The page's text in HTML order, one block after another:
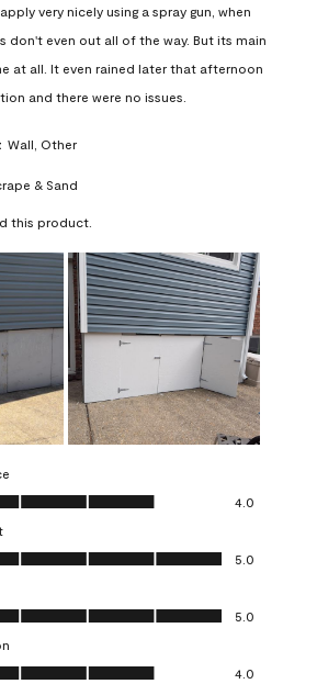
very nicely using a spray gun, when
don't even out all of the way. But its main
at all. It even rained later that afternoon
and there were no issues.
Wall, Other
& Sand
this product.
4.0 out of 5
4.0
5.0 out of 5
5.0
out of 5
5.0
4.0 out of 5
4.0